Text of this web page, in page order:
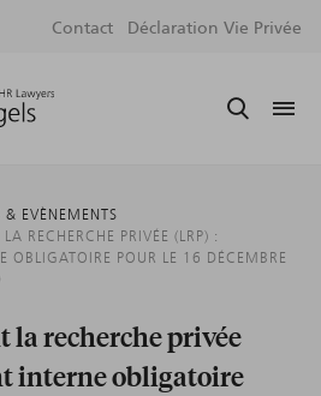
Contact Déclaration Vie Privée
& EVÈNEMENTS
LA RECHERCHE PRIVÉE (LRP) :
OBLIGATOIRE POUR LE 16 DÉCEMBRE
la recherche privée
interne obligatoire